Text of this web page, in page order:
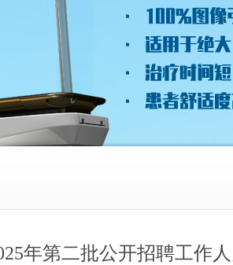
年第二批公开招聘工作